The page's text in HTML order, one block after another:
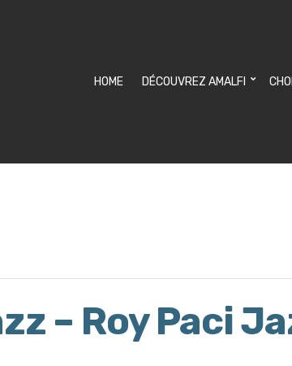
HOME DÉCOUVREZ AMALFI
– Roy Paci